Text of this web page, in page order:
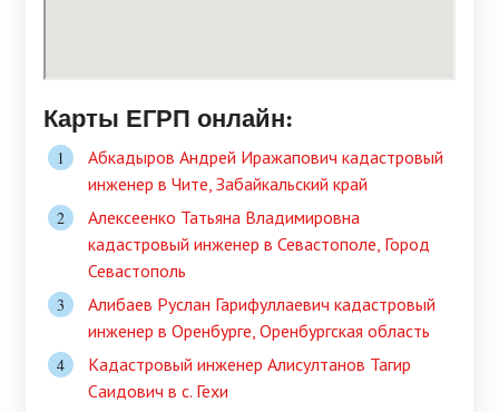
Карты ЕГРП онлайн:
Абкадыров Андрей Иражапович кадастровый
инженер в Чите, Забайкальский край
Алексеенко Татьяна Владимировна
кадастровый инженер в Севастополе, Город
Севастополь
Алибаев Руслан Гарифуллаевич кадастровый
инженер в Оренбурге, Оренбургская область
Кадастровый инженер Алисултанов Тагир
Саидович в c. Гехи